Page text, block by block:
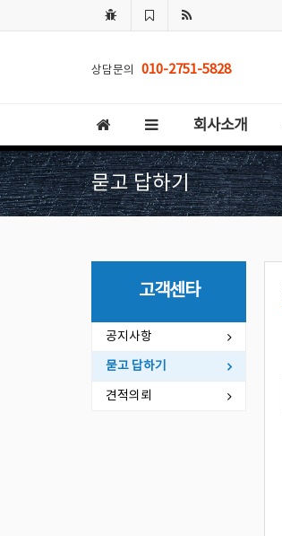
상담문의 010-2751-5828
회사소개
묻고 답하기
고객센타
공지사항
묻고 답하기
견적의뢰